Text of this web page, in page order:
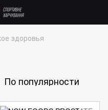
здоровья
По популярности